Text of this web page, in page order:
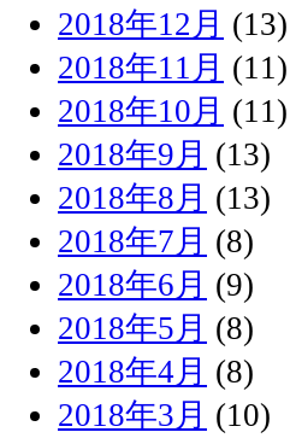
2018年12月 (13)
2018年11月 (11)
2018年10月 (11)
2018年9月 (13)
2018年8月 (13)
2018年7月 (8)
2018年6月 (9)
2018年5月 (8)
2018年4月 (8)
2018年3月 (10)